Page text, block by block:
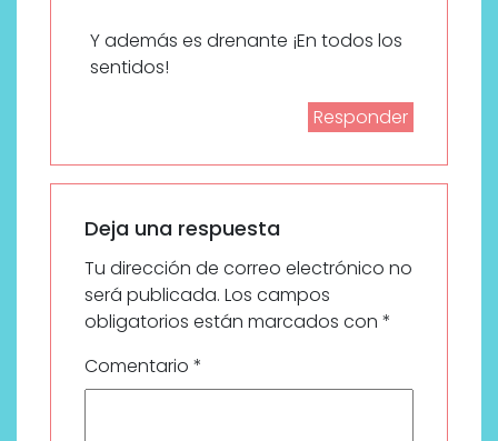
Y además es drenante ¡En todos los
sentidos!
Responder
Deja una respuesta
Tu dirección de correo electrónico no
será publicada. Los campos
obligatorios están marcados con *
Comentario *